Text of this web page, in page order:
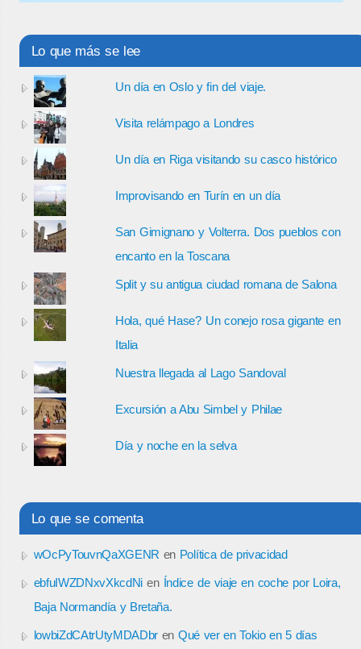
Lo que más se lee
Un día en Oslo y fin del viaje.
Visita relámpago a Londres
Un día en Riga visitando su casco histórico
Improvisando en Turín en un día
San Gimignano y Volterra. Dos pueblos con
encanto en la Toscana
Split y su antigua ciudad romana de Salona
Hola, qué Hase? Un conejo rosa gigante en
Italia
Nuestra llegada al Lago Sandoval
Excursión a Abu Simbel y Philae
Día y noche en la selva
Lo que se comenta
wOcPyTouvnQaXGENR en Política de privacidad
ebfuIWZDNxvXkcdNi en Índice de viaje en coche por Loira,
Baja Normandía y Bretaña.
lowbiZdCAtrUtyMDADbr en Qué ver en Tokio en 5 días